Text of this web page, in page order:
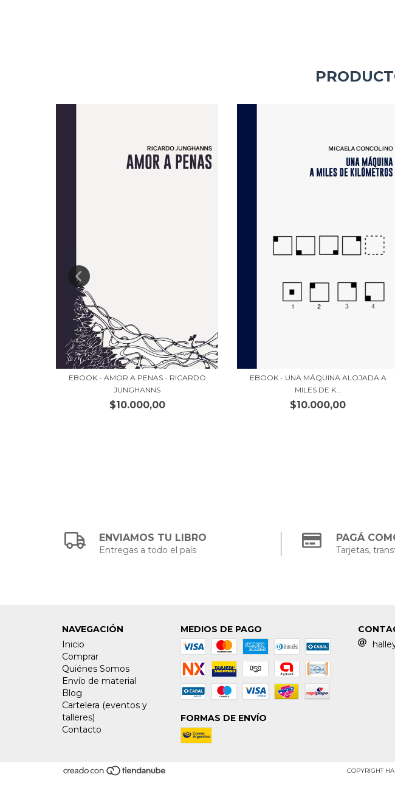
EBOOK - AMOR A PENAS - RICARDO
JUNGHANNS
$10.000,00
EBOOK - UNA MÁQUINA ALOJADA A
MILES DE K...
$10.000,00
ENVIAMOS TU LIBRO
Entregas a todo el país
PAGÁ
Tarjetas,
NAVEGACIÓN
Inicio
Comprar
Quiénes Somos
Envío de material
Blog
Cartelera (eventos y
talleres)
Contacto
MEDIOS DE PAGO
FORMAS DE ENVÍO
COPYRIGHT